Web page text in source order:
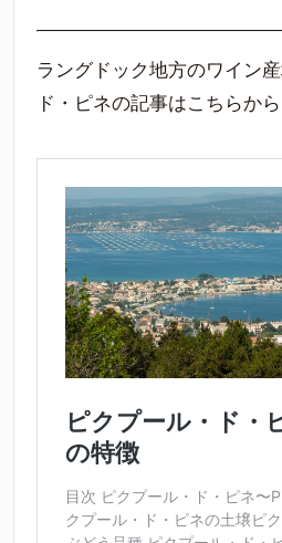
ラングドック地方のワイン
ド・ピネの記事はこちらから